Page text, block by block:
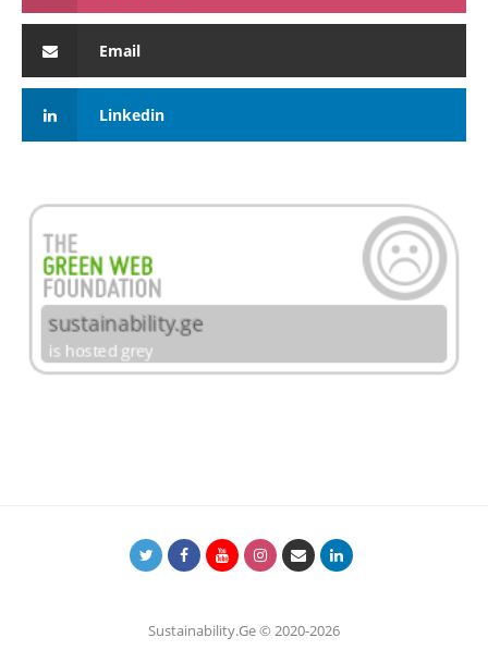
Email
Linkedin
Sustainability.Ge © 2020-2026